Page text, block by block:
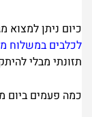
כיום ניתן למצוא
לכלבים במשלוח
תזונתי מבלי
כמה פעמים ביום